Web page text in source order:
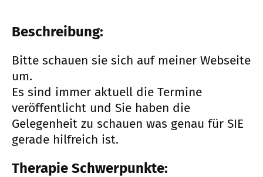
Beschreibung:
Bitte schauen sie sich auf meiner Webseite
um.
Es sind immer aktuell die Termine
veröffentlicht und Sie haben die
Gelegenheit zu schauen was genau für SIE
gerade hilfreich ist.
Therapie Schwerpunkte: